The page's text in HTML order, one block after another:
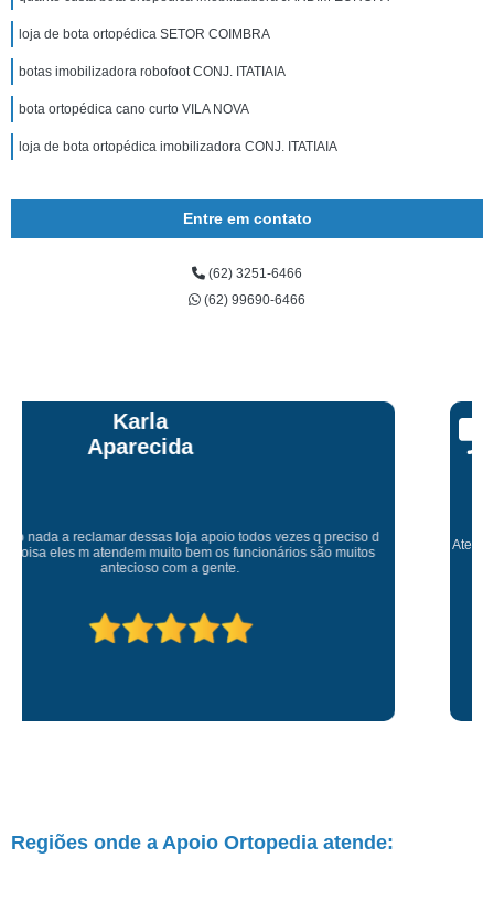
loja de bota ortopédica SETOR COIMBRA
botas imobilizadora robofoot CONJ. ITATIAIA
bota ortopédica cano curto VILA NOVA
loja de bota ortopédica imobilizadora CONJ. ITATIAIA
Entre em contato
(62) 3251-6466
(62) 99690-6466
Talita Scarpini
Atendimento de primeira! Sempre muito atenciosos com a gente, Silvete tá
de parabéns pelo atendimento.
Regiões onde a Apoio Ortopedia atende: